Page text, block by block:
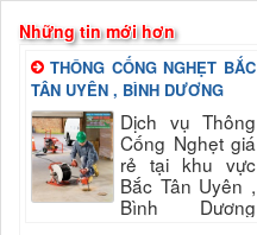
Những tin mới hơn
THÔNG CỐNG NGHẸT BẮC
TÂN UYÊN , BÌNH DƯƠNG
Dịch vụ Thông
Cống Nghẹt giá
rẻ tại khu vực
Bắc Tân Uyên ,
Bình Dương